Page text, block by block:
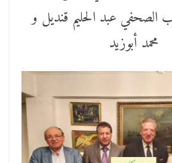
الصحفي عبد الحليم قنديل و
محمد أبوزيد